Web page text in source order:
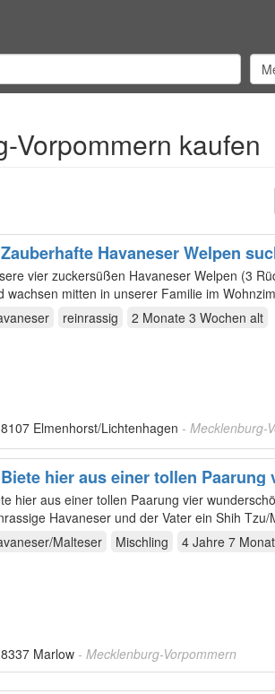
Vorpommern kaufen
Zauberhafte Havaneser Welpen
vier zuckersüßen Havaneser Welpen (3
wachsen mitten in unserer Familie im
von ihrer…
reinrassig 2 Monate 3 Wochen alt
Elmenhorst/Lichtenhagen - Mecklenburg-
Biete hier aus einer tollen Paarung
hier aus einer tollen Paarung vier
Havaneser und der Vater ein Shih
Malteser Mischling 4 Jahre 7
Marlow - Mecklenburg-Vorpommern